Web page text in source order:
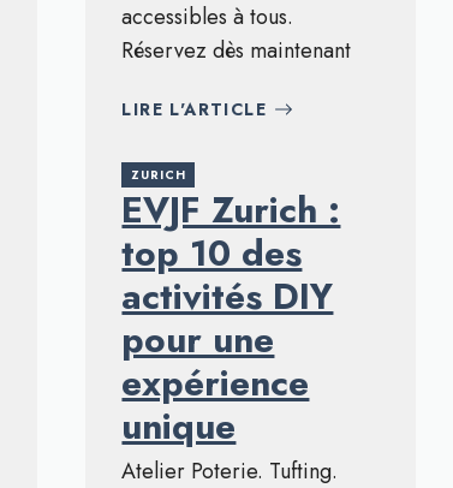
accessibles à tous.
Réservez dès maintenant
LIRE L'ARTICLE
ZURICH
EVJF Zurich :
top 10 des
activités DIY
pour une
expérience
unique
Atelier Poterie. Tufting.